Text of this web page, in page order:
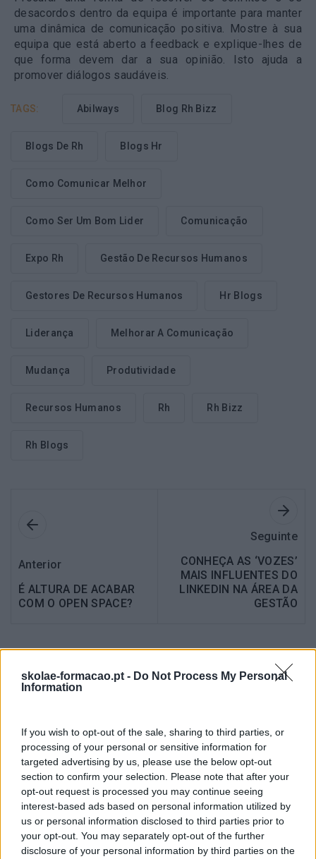
skolae-formacao.pt - Do Not Process My Personal
Information
If you wish to opt-out of the sale, sharing to third parties, or
processing of your personal or sensitive information for
targeted advertising by us, please use the below opt-out
section to confirm your selection. Please note that after your
opt-out request is processed you may continue seeing
interest-based ads based on personal information utilized by
us or personal information disclosed to third parties prior to
your opt-out. You may separately opt-out of the further
disclosure of your personal information by third parties on the
desacordos dentro da equipa é importante para manter
uma dinâmica de comunicação positiva. Mostre à sua
equipa que está aberto a feedback e explique-lhes de
que forma devem dar a sua opinião. Isto ajuda a
promover diálogos saudáveis.
TAGS: Abilways Blog Rh Bizz
Blogs De Rh Blogs Hr
Como Comunicar Melhor
Como Ser Um Bom Lider Comunicação
Expo Rh Gestão De Recursos Humanos
Gestores De Recursos Humanos Hr Blogs
Liderança Melhorar A Comunicação
Mudança Produtividade
Recursos Humanos Rh Rh Bizz
Rh Blogs
Anterior
É ALTURA DE ACABAR
COM O OPEN SPACE?
Seguinte
CONHEÇA AS ‘VOZES’
MAIS INFLUENTES DO
LINKEDIN NA ÁREA DA
GESTÃO
Também Poderá Gostar